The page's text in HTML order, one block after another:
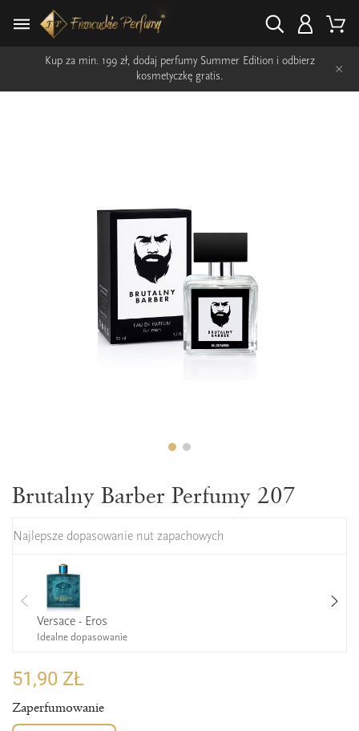
Kup za min. 199 zł, dodaj perfumy Summer Edition i odbierz
kosmetyczkę gratis.
×
Brutalny Barber Perfumy 207
Najlepsze dopasowanie nut zapachowych
Versace - Eros
Idealne dopasowanie
51,90 ZŁ
Zaperfumowanie